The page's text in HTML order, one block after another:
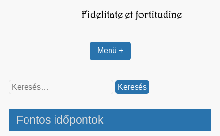
Menü +
Keresés:
Fontos időpontok